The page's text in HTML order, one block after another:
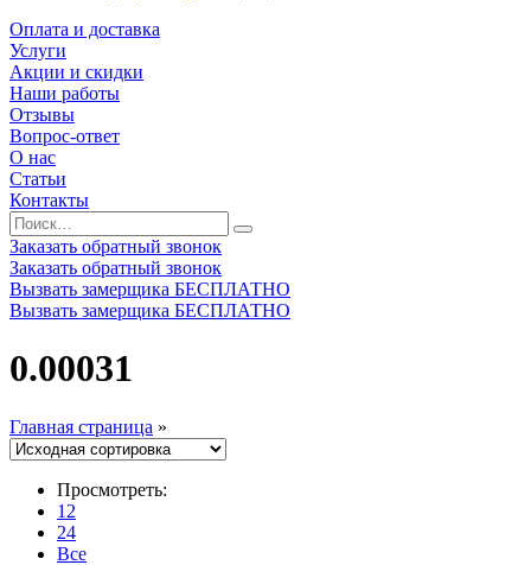
Оплата и доставка
Услуги
Акции и скидки
Наши работы
Отзывы
Вопрос-ответ
О нас
Статьи
Контакты
Заказать обратный звонок
Заказать обратный звонок
Вызвать замерщика БЕСПЛАТНО
Вызвать замерщика БЕСПЛАТНО
0.00031
Главная страница »
Просмотреть:
12
24
Все